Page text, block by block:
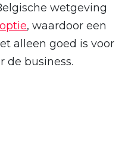
wetgeving
, waardoor een
alleen goed is voor
de business.